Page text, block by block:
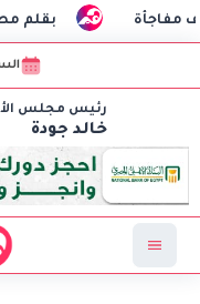
بقلم مصطفى بن
السبت 08
رئيس مجلس
خالد جودة